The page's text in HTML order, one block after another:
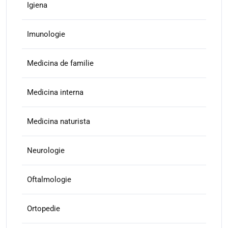
Igiena
Imunologie
Medicina de familie
Medicina interna
Medicina naturista
Neurologie
Oftalmologie
Ortopedie